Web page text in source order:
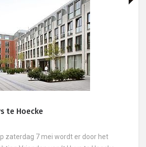
te Hoecke
zaterdag 7 mei wordt er door het